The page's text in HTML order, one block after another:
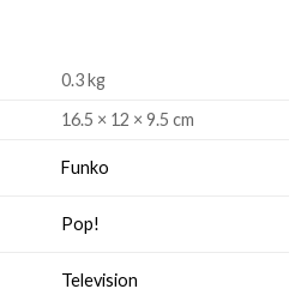
0.3 kg
16.5 × 12 × 9.5 cm
Funko
Pop!
Television